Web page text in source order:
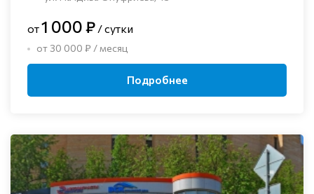
от1 000 ₽ / сутки
от 30 000 ₽ / месяц
Подробнее